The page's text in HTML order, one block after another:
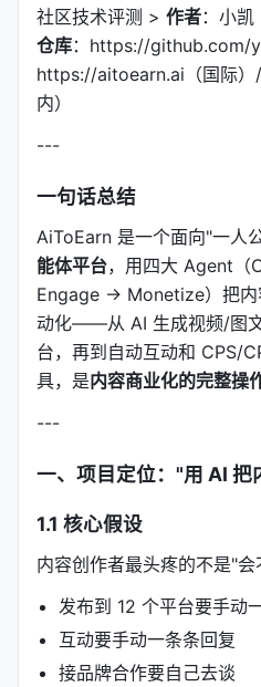
社区技术评测 > 作者：小凯
仓库：https://github.com/
https://aitoearn.ai（国际
内）
---
一句话总结
AiToEarn 是一个面向"一人
能体平台，用四大 Agent
Engage → Monetize）把内
动化——从 AI 生成视频/图
台，再到自动互动和 CPS/
具，是内容商业化的完整操
---
一、项目定位："用 AI 把
1.1 核心假设
内容创作者最头疼的不是"会
发布到 12 个平台要手动
互动要手动一条条回复
接品牌合作要自己去谈